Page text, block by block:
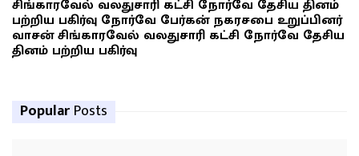
சிங்காரவேல் வலதுசாரி கட்சி நோர்வே தேசிய தினம்
பற்றிய பகிர்வு நோர்வே பேர்கன் நகரசபை உறுப்பினர்
வாசன் சிங்காரவேல் வலதுசாரி கட்சி நோர்வே தேசிய
தினம் பற்றிய பகிர்வு
Popular Posts